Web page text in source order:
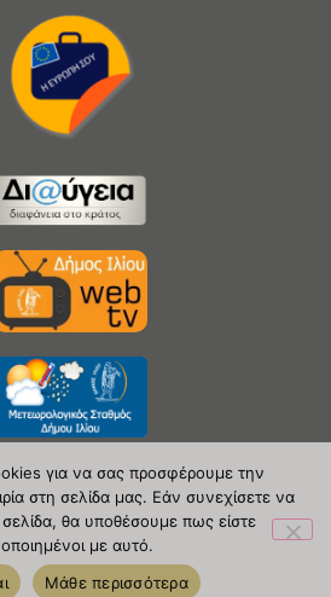
2020 © Δήμος Ιλίου
by Evolutionprojects
για να σας προσφέρουμε την
στη σελίδα μας. Εάν συνεχίσετε να
σελίδα, θα υποθέσουμε πως είστε
με αυτό.
Μάθε περισσότερα